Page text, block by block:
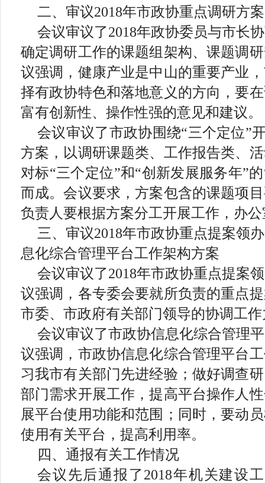
二、审议2018年市政协重点调研方案
会议审议了2018年政协委员与市长
确定调研工作的课题组架构、课题调
议强调，健康产业是中山的重要产业
择有政协特色和落地意义的方向，要
富有创新性、操作性强的意见和建议。
会议审议了市政协围绕“三个定位”
方案，以调研课题类、工作报告类、
对标“三个定位”和“创新发展服务年”
而成。会议要求，方案包含的课题项
负责人要根据方案分工开展工作，办
三、审议2018年市政协重点提案领
息化综合管理平台工作架构方案
会议审议了2018年市政协重点提案
议强调，各专委会要就所负责的重点
市委、市政府有关部门领导的协调工
会议审议了市政协信息化综合管理
议强调，市政协信息化综合管理平台
习我市有关部门先进经验；做好调查
部门需求开展工作，提高平台操作人
展平台使用功能和范围；同时，要动
使用有关平台，提高利用率。
四、通报有关工作情况
会议先后通报了2018年机关建设